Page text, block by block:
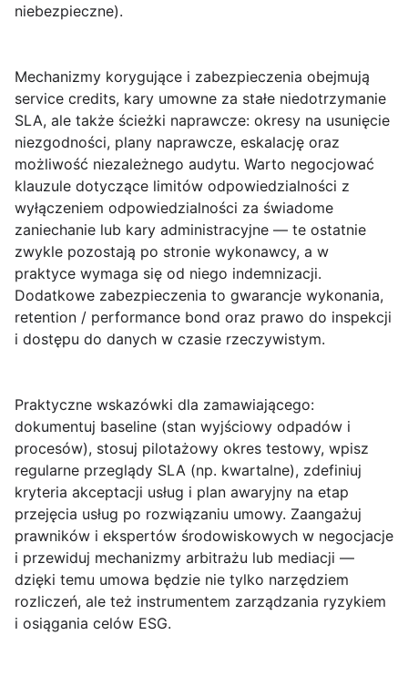
niebezpieczne).
Mechanizmy korygujące i zabezpieczenia obejmują
service credits, kary umowne za stałe niedotrzymanie
SLA, ale także ścieżki naprawcze: okresy na usunięcie
niezgodności, plany naprawcze, eskalację oraz
możliwość niezależnego audytu. Warto negocjować
klauzule dotyczące limitów odpowiedzialności z
wyłączeniem odpowiedzialności za świadome
zaniechanie lub kary administracyjne — te ostatnie
zwykle pozostają po stronie wykonawcy, a w
praktyce wymaga się od niego indemnizacji.
Dodatkowe zabezpieczenia to gwarancje wykonania,
retention / performance bond oraz prawo do inspekcji
i dostępu do danych w czasie rzeczywistym.
Praktyczne wskazówki dla zamawiającego:
dokumentuj baseline (stan wyjściowy odpadów i
procesów), stosuj pilotażowy okres testowy, wpisz
regularne przeglądy SLA (np. kwartalne), zdefiniuj
kryteria akceptacji usług i plan awaryjny na etap
przejęcia usług po rozwiązaniu umowy. Zaangażuj
prawników i ekspertów środowiskowych w negocjacje
i przewiduj mechanizmy arbitrażu lub mediacji —
dzięki temu umowa będzie nie tylko narzędziem
rozliczeń, ale też instrumentem zarządzania ryzykiem
i osiągania celów ESG.